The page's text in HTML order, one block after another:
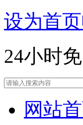
设为首页
24小时
网站